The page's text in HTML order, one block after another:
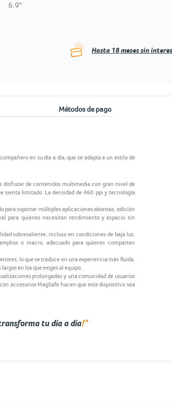
6.9"
Hasta 18meses sin
Métodos de pago
en su día a día, que se adapta a un estilo de
disfrutar de contenidos multimedia con gran nivel de
sienta limitado. La densidad de 460 ppi y tecnología
para soportar múltiples aplicaciones abiertas, edición
para quienes necesitan rendimiento y espacio sin
sobresaliente, incluso en condiciones de baja luz.
o macro, adecuado para quienes comparten
lo que se traduce en una experiencia más fluida,
en los que exiges al equipo.
prolongadas y una comunidad de usuarios
accesorios MagSafe hacen que este dispositivo sea
tu día a día!”